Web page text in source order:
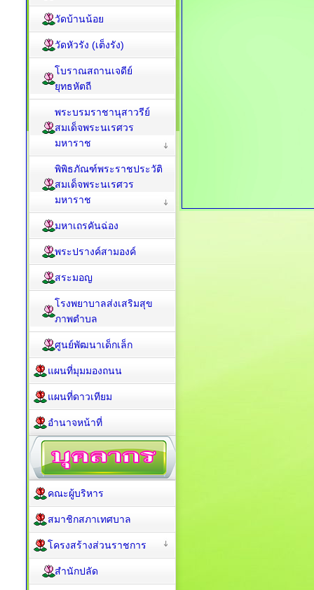
วัดบ้านน้อย
วัดหัวรัง (เต็งรัง)
โบราณสถานเจดีย์
ยุทธหัตถี
พระบรมราชานุสาวรีย์
สมเด็จพระนเรศวร
มหาราช
พิพิธภัณฑ์พระราชประวัติ
สมเด็จพระนเรศวร
มหาราช
มหาเถรคันฉ่อง
พระปรางค์สามองค์
สระมอญ
โรงพยาบาลส่งเสริมสุข
ภาพตำบล
ศูนย์พัฒนาเด็กเล็ก
แผนที่มุมมองถนน
แผนที่ดาวเทียม
อำนาจหน้าที่
คณะผู้บริหาร
สมาชิกสภาเทศบาล
โครงสร้างส่วนราชการ
สำนักปลัด